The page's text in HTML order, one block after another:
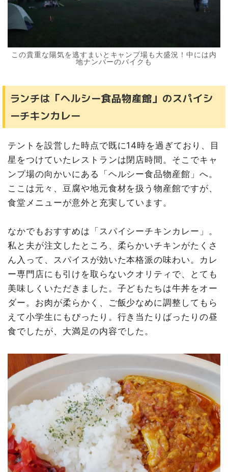
この貴重な陽気を逃すまいとキャンプ場も大盛況！中には内
地ナンバーのバイクも
ランチは「ヘルシー食品物産館」のスパイシ
ーチキンカレー
テントを設営した時点で既に14時を過ぎており、目
星をつけていたレストランは閉店時間。そこでキャ
ンプ場の向かいにある「ヘルシー食品物産館」へ。
ここは元々、豆腐や地元食材を扱う物産館ですが、
食堂メニューが意外と充実しています。
なかでもおすすめは「スパイシーチキンカレー」。
私と夫が注文したところ、柔らかいチキンがたくさ
ん入って、スパイスが効いた本格派の味わい。カレ
ー専門店にも引けを取らないクオリティで、とても
美味しくいただきました。子どもたちは牛丼をオー
ダー。お肉が柔らかく、ご飯少なめに調整してもら
えて小学生にもぴったり。行き当たりばったりの昼
食でしたが、大満足の内容でした。